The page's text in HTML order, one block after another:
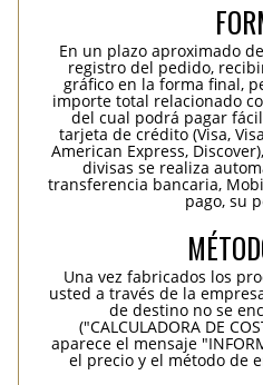
En un plazo aproximado
registro del pedido,
gráfico en la forma final,
importe total relacionado
del cual podrá pagar
tarjeta de crédito (Visa,
American Express,
divisas se realiza
transferencia bancaria,
pago, su
Una vez fabricados los
usted a través de la
de destino no se
("CALCULADORA DE
aparece el mensaje
el precio y el método de